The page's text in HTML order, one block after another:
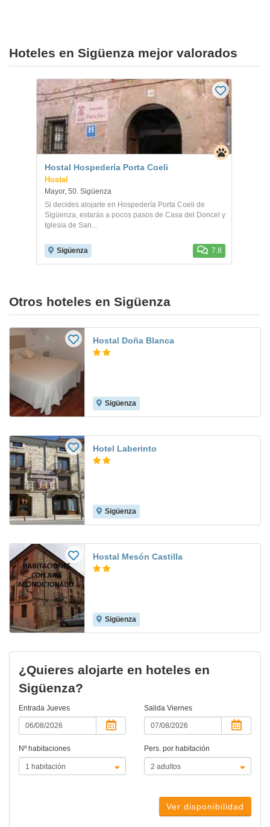
Hoteles en Sigüenza mejor valorados
Hostal Hospedería Porta Coeli
Hostal
Mayor, 50. Sigüenza
Si decides alojarte en Hospedería Porta Coeli de
Sigüenza, estarás a pocos pasos de Casa del Doncel y
Iglesia de San...
Sigüenza 7.8
Otros hoteles en Sigüenza
Hostal Doña Blanca
Sigüenza
Hotel Laberinto
Sigüenza
Hostal Mesón Castilla
Sigüenza
¿Quieres alojarte en hoteles en
Sigüenza?
Entrada Jueves Salida Viernes
Nº habitaciones Pers. por habitación
Ver disponibilidad